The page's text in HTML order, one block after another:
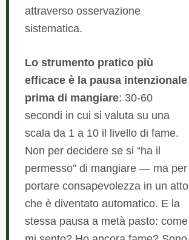
attraverso osservazione
sistematica.
Lo strumento pratico più
efficace è la pausa intenzionale
prima di mangiare: 30-60
secondi in cui si valuta su una
scala da 1 a 10 il livello di fame.
Non per decidere se si “ha il
permesso” di mangiare — ma per
portare consapevolezza in un atto
che è diventato automatico. E la
stessa pausa a metà pasto: come